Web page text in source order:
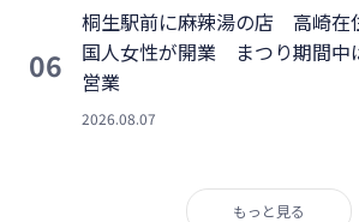
06
桐生駅前に麻辣湯の店 高崎在
国人女性が開業 まつり期間中
営業
2026.08.07
もっと見る